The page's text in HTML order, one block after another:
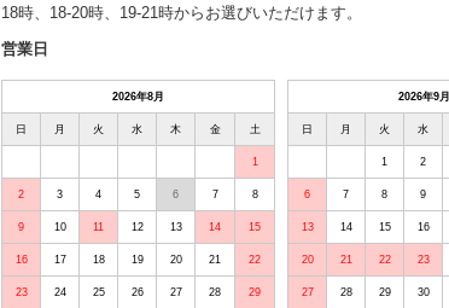
18時、18-20時、19-21時からお選びいただけます。
営業日
2026年8月
日 月 火 水 木 金 土
1
2 3 4 5 6 7 8
9 10 11 12 13 14 15
16 17 18 19 20 21 22
23 24 25 26 27 28 29
2026年9月
日 月 火 水
1 2
6 7 8 9
13 14 15 16
20 21 22 23
27 28 29 30